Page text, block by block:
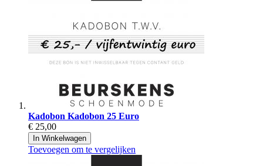
Kadobon Kadobon 25 Euro
€ 25,00
In Winkelwagen
Toevoegen om te vergelijken